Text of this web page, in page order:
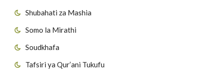
Shubahati za Mashia
Somo la Mirathi
Soudkhafa
Tafsiri ya Qur’ani Tukufu